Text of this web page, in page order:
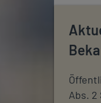
Abs.